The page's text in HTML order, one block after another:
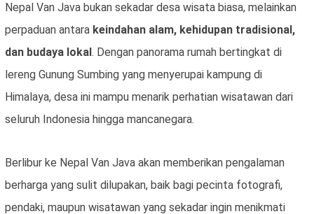
Nepal Van Java bukan sekadar desa wisata biasa, melainkan
perpaduan antara keindahan alam, kehidupan tradisional,
dan budaya lokal. Dengan panorama rumah bertingkat di
lereng Gunung Sumbing yang menyerupai kampung di
Himalaya, desa ini mampu menarik perhatian wisatawan dari
seluruh Indonesia hingga mancanegara.
Berlibur ke Nepal Van Java akan memberikan pengalaman
berharga yang sulit dilupakan, baik bagi pecinta fotografi,
pendaki, maupun wisatawan yang sekadar ingin menikmati